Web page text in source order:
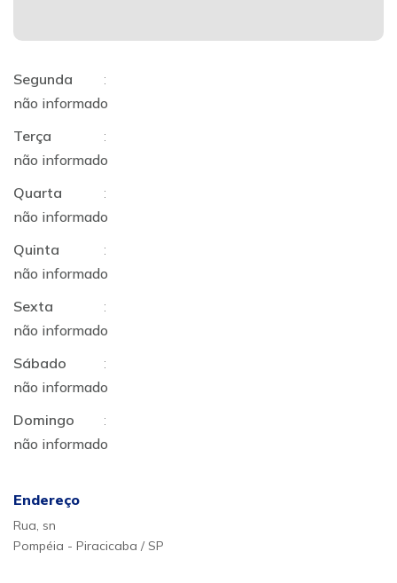
Segunda
:
não informado
Terça
:
não informado
Quarta
:
não informado
Quinta
:
não informado
Sexta
:
não informado
Sábado
:
não informado
Domingo
:
não informado
Endereço
Rua, sn
Pompéia - Piracicaba / SP